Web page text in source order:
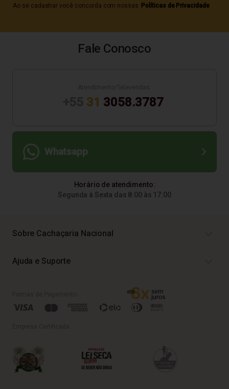
Ao se cadastrar você concorda com nossas Políticas de Privacidade
Fale Conosco
31 3058.3787
Whatsapp
Horário de atendimento:
Segunda à Sexta das 8:00 às 17:00
Sobre Cachaçaria Nacional
Ajuda e Suporte